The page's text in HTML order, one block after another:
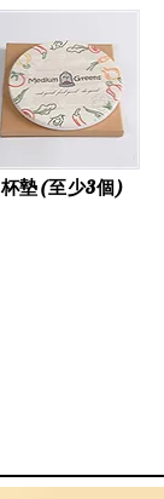
杯墊(至少3個)